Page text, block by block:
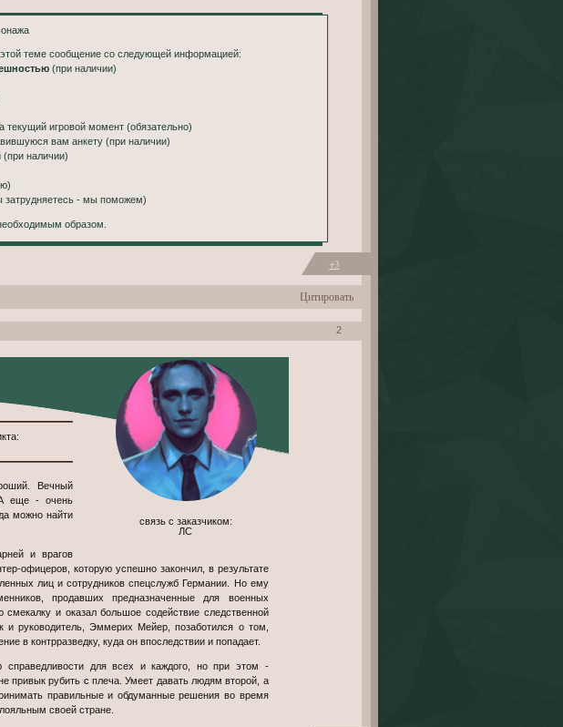
теме сообщение со следующей информацией:
(при наличии)
текущий игровой момент (обязательно)
вам анкету (при наличии)
(при наличии)
затрудняетесь - мы поможем)
образом.
+3
Цитировать
2
ЛС
Вечный
А еще - очень
можно найти
и врагов
офицеров, которую успешно закончил, в результате
лиц и сотрудников спецслужб Германии. Но ему
продавших предназначенные для военных
и оказал большое содействие следственной
и руководитель, Эммерих Мейер, позаботился о том,
в контрразведку, куда он впоследствии и попадает.
справедливости для всех и каждого, но при этом -
привык рубить с плеча. Умеет давать людям второй, а
правильные и обдуманные решения во время
своей стране.